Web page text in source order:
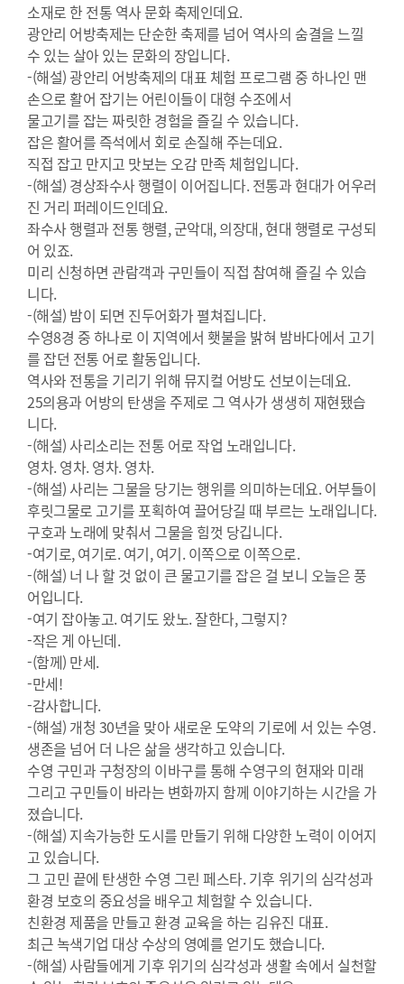
소재로 한 전통 역사 문화 축제인데요.
광안리 어방축제는 단순한 축제를 넘어 역사의 숨결을 느낄
수 있는 살아 있는 문화의 장입니다.
-(해설) 광안리 어방축제의 대표 체험 프로그램 중 하나인 맨
손으로 활어 잡기는 어린이들이 대형 수조에서
물고기를 잡는 짜릿한 경험을 즐길 수 있습니다.
잡은 활어를 즉석에서 회로 손질해 주는데요.
직접 잡고 만지고 맛보는 오감 만족 체험입니다.
-(해설) 경상좌수사 행렬이 이어집니다. 전통과 현대가 어우러
진 거리 퍼레이드인데요.
좌수사 행렬과 전통 행렬, 군악대, 의장대, 현대 행렬로 구성되
어 있죠.
미리 신청하면 관람객과 구민들이 직접 참여해 즐길 수 있습
니다.
-(해설) 밤이 되면 진두어화가 펼쳐집니다.
수영8경 중 하나로 이 지역에서 횃불을 밝혀 밤바다에서 고기
를 잡던 전통 어로 활동입니다.
역사와 전통을 기리기 위해 뮤지컬 어방도 선보이는데요.
25의용과 어방의 탄생을 주제로 그 역사가 생생히 재현됐습
니다.
-(해설) 사리소리는 전통 어로 작업 노래입니다.
영차. 영차. 영차. 영차.
-(해설) 사리는 그물을 당기는 행위를 의미하는데요. 어부들이
후릿그물로 고기를 포획하여 끌어당길 때 부르는 노래입니다.
구호과 노래에 맞춰서 그물을 힘껏 당깁니다.
-여기로, 여기로. 여기, 여기. 이쪽으로 이쪽으로.
-(해설) 너 나 할 것 없이 큰 물고기를 잡은 걸 보니 오늘은 풍
어입니다.
-여기 잡아놓고. 여기도 왔노. 잘한다, 그렇지?
-작은 게 아닌데.
-(함께) 만세.
-만세!
-감사합니다.
-(해설) 개청 30년을 맞아 새로운 도약의 기로에 서 있는 수영.
생존을 넘어 더 나은 삶을 생각하고 있습니다.
수영 구민과 구청장의 이바구를 통해 수영구의 현재와 미래
그리고 구민들이 바라는 변화까지 함께 이야기하는 시간을 가
졌습니다.
-(해설) 지속가능한 도시를 만들기 위해 다양한 노력이 이어지
고 있습니다.
그 고민 끝에 탄생한 수영 그린 페스타. 기후 위기의 심각성과
환경 보호의 중요성을 배우고 체험할 수 있습니다.
친환경 제품을 만들고 환경 교육을 하는 김유진 대표.
최근 녹색기업 대상 수상의 영예를 얻기도 했습니다.
-(해설) 사람들에게 기후 위기의 심각성과 생활 속에서 실천할